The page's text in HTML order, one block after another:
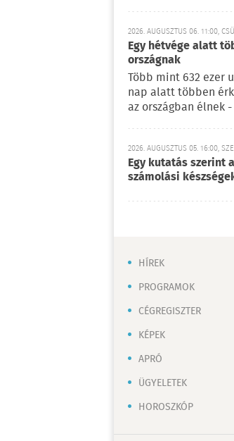
2026. AUGUSZTUS 06. 11:00,
Egy hétvége alatt
országnak
Több mint 632 ezer
nap alatt többen
az országban élnek
2026. AUGUSZTUS 05. 16:00,
Egy kutatás szerint
számolási
HÍREK
PROGRAMOK
CÉGREGISZTER
KÉPEK
APRÓ
ÜGYELETEK
HOROSZKÓP